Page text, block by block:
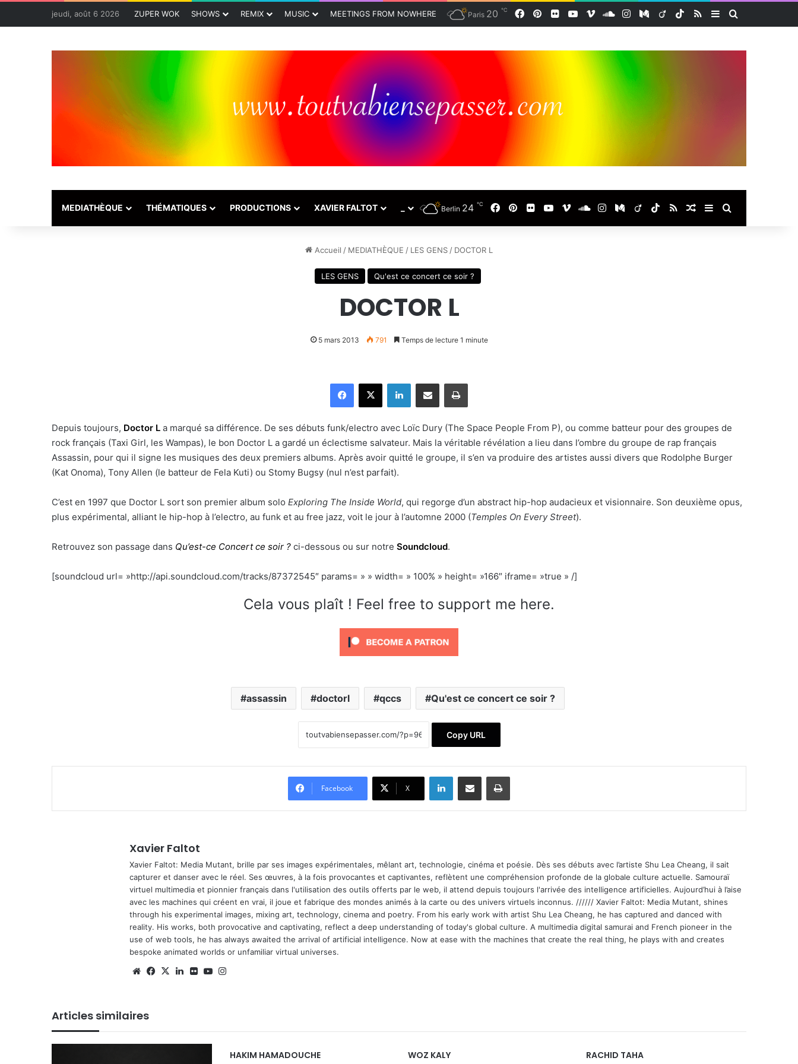
jeudi, août 6 2026 ZUPER WOK SHOWS REMIX MUSIC MEETINGS FROM NOWHERE Paris 20 ℃ Facebook
Pinterest
Flickr YouTube
VimeoSoundCloud
InstagramMedium
ViadeoTikTok
RSS Sidebar (barre
MEDIATHÈQUE THÉMATIQUES PRODUCTIONS XAVIER FALTOT Berlin 24 ℃ Facebook
Pinterest
Flickr YouTube
VimeoSoundCloud
InstagramMedium
ViadeoTikTok
RSS Article Aléatoire
Sidebar (barre
Accueil / MEDIATHÈQUE / LES GENS / DOCTOR L
LES GENS Qu'est ce concert ce soir ?
DOCTOR L
5 mars 2013 791 Temps de lecture 1 minute
Depuis toujours, Doctor L a marqué sa différence. De ses débuts funk/electro avec Loïc Dury (The Space People From P), ou comme batteur pour des groupes de
rock français (Taxi Girl, les Wampas), le bon Doctor L a gardé un éclectisme salvateur. Mais la véritable révélation a lieu dans l’ombre du groupe de rap français
Assassin, pour qui il signe les musiques des deux premiers albums. Après avoir quitté le groupe, il s’en va produire des artistes aussi divers que Rodolphe Burger
(Kat Onoma), Tony Allen (le batteur de Fela Kuti) ou Stomy Bugsy (nul n’est parfait).
C’est en 1997 que Doctor L sort son premier album solo Exploring The Inside World, qui regorge d’un abstract hip-hop audacieux et visionnaire. Son deuxième opus,
plus expérimental, alliant le hip-hop à l’electro, au funk et au free jazz, voit le jour à l’automne 2000 (Temples On Every Street).
Retrouvez son passage dans Qu’est-ce Concert ce soir ? ci-dessous ou sur notre Soundcloud.
[soundcloud url= »http://api.soundcloud.com/tracks/87372545″ params= » » width= » 100% » height= »166″ iframe= »true » /]
Cela vous plaît ! Feel free to support me here.
assassin doctorl qccs Qu'est ce concert ce soir ?
Copy URL
Facebook X
Xavier Faltot
Xavier Faltot: Media Mutant, brille par ses images expérimentales, mêlant art, technologie, cinéma et poésie. Dès ses débuts avec l’artiste Shu Lea Cheang, il sait
capturer et danser avec le réel. Ses œuvres, à la fois provocantes et captivantes, reflètent une compréhension profonde de la globale culture actuelle. Samouraï
virtuel multimedia et pionnier français dans l'utilisation des outils offerts par le web, il attend depuis toujours l'arrivée des intelligence artificielles. Aujourd’hui à l’aise
avec les machines qui créent en vrai, il joue et fabrique des mondes animés à la carte ou des univers virtuels inconnus. ////// Xavier Faltot: Media Mutant, shines
through his experimental images, mixing art, technology, cinema and poetry. From his early work with artist Shu Lea Cheang, he has captured and danced with
reality. His works, both provocative and captivating, reflect a deep understanding of today's global culture. A multimedia digital samurai and French pioneer in the
use of web tools, he has always awaited the arrival of artificial intelligence. Now at ease with the machines that create the real thing, he plays with and creates
bespoke animated worlds or unfamiliar virtual universes.
We Fa
X
Lin Fli Yo
Articles similaires
HAKIM HAMADOUCHE WOZ KALY RACHID TAHA